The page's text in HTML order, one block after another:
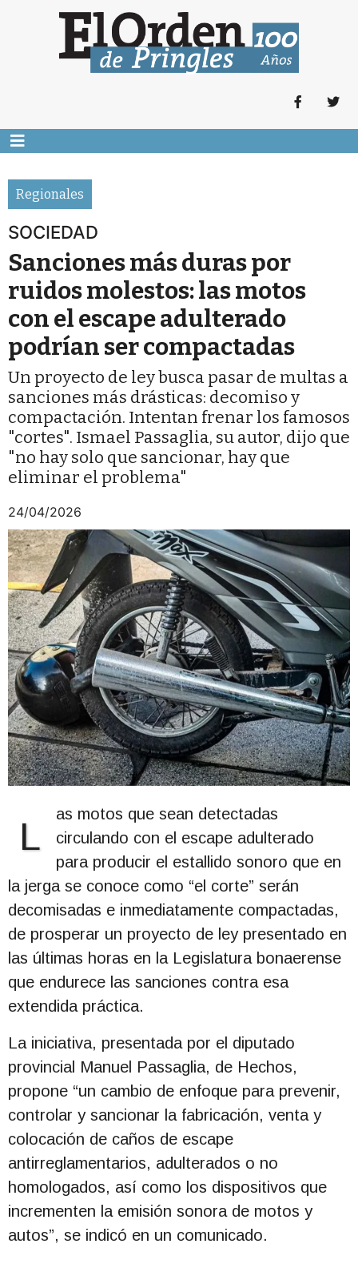
Regionales
SOCIEDAD
Sanciones más duras por
ruidos molestos: las motos
con el escape adulterado
podrían ser compactadas
Un proyecto de ley busca pasar de multas a
sanciones más drásticas: decomiso y
compactación. Intentan frenar los famosos
"cortes". Ismael Passaglia, su autor, dijo que
"no hay solo que sancionar, hay que
eliminar el problema"
24/04/2026
L
as motos que sean detectadas
circulando con el escape adulterado
para producir el estallido sonoro que en
la jerga se conoce como “el corte” serán
decomisadas e inmediatamente compactadas,
de prosperar un proyecto de ley presentado en
las últimas horas en la Legislatura bonaerense
que endurece las sanciones contra esa
extendida práctica.
La iniciativa, presentada por el diputado
provincial Manuel Passaglia, de Hechos,
propone “un cambio de enfoque para prevenir,
controlar y sancionar la fabricación, venta y
colocación de caños de escape
antirreglamentarios, adulterados o no
homologados, así como los dispositivos que
incrementen la emisión sonora de motos y
autos”, se indicó en un comunicado.